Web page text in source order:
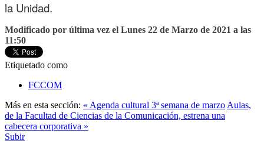
la Unidad.
Modificado por última vez el Lunes 22 de Marzo de 2021 a las
11:50
Etiquetado como
FCCOM
Más en esta sección: « Agenda cultural 3ª semana de marzo Aulas,
de la Facultad de Ciencias de la Comunicación, estrena una
cabecera corporativa »
Subir